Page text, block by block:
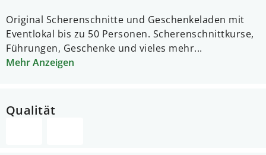
Original Scherenschnitte und Geschenkeladen mit
Eventlokal bis zu 50 Personen. Scherenschnittkurse,
Führungen, Geschenke und vieles mehr...
Mehr Anzeigen
Qualität